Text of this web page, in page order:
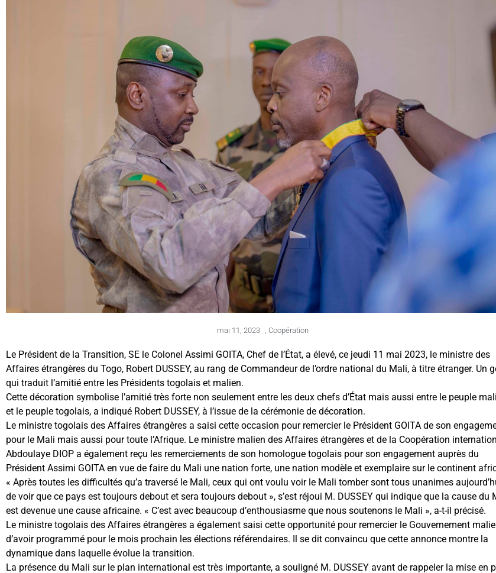
mai 11, 2023 Coopération
Le Président de la Transition, SE le Colonel Assimi GOITA, Chef de l’État, a élevé, ce jeudi 11 mai 2023, le ministre des
Affaires étrangères du Togo, Robert DUSSEY, au rang de Commandeur de l’ordre national du Mali, à titre étranger. Un
qui traduit l’amitié entre les Présidents togolais et malien.
Cette décoration symbolise l’amitié très forte non seulement entre les deux chefs d’État mais aussi entre le peuple
et le peuple togolais, a indiqué Robert DUSSEY, à l’issue de la cérémonie de décoration.
Le ministre togolais des Affaires étrangères a saisi cette occasion pour remercier le Président GOITA de son
pour le Mali mais aussi pour toute l’Afrique. Le ministre malien des Affaires étrangères et de la Coopération
Abdoulaye DIOP a également reçu les remerciements de son homologue togolais pour son engagement auprès du
Président Assimi GOITA en vue de faire du Mali une nation forte, une nation modèle et exemplaire sur le continent
« Après toutes les difficultés qu’a traversé le Mali, ceux qui ont voulu voir le Mali tomber sont tous unanimes
de voir que ce pays est toujours debout et sera toujours debout », s’est réjoui M. DUSSEY qui indique que la cause du
est devenue une cause africaine. « C’est avec beaucoup d’enthousiasme que nous soutenons le Mali », a-t-il précisé.
Le ministre togolais des Affaires étrangères a également saisi cette opportunité pour remercier le Gouvernement
d’avoir programmé pour le mois prochain les élections référendaires. Il se dit convaincu que cette annonce montre la
dynamique dans laquelle évolue la transition.
La présence du Mali sur le plan international est très importante, a souligné M. DUSSEY avant de rappeler la mise en